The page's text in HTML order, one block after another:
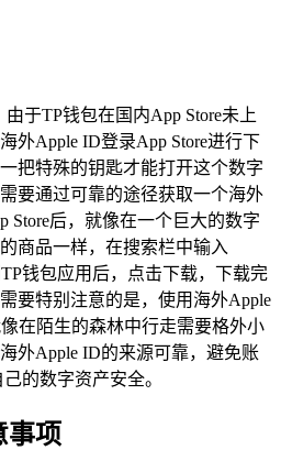
由于TP钱包在国内App Store未上
外Apple ID登录App Store进行下
把特殊的钥匙才能打开这个数字
要通过可靠的途径获取一个海外
Store后，就像在一个巨大的数字
商品一样，在搜索栏中输入
TP钱包应用后，点击下载，下载完
要特别注意的是，使用海外Apple
在陌生的森林中行走需要格外小
外Apple ID的来源可靠，避免账
的数字资产安全。
事项